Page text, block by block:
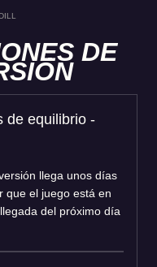
DE
de equilibrio -
llega unos días
que el juego está en
del próximo día